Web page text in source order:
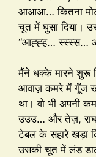
आआआ… कितना
चूत में घुसा दिया।
“आह्ह्ह… स्स्स्स…
मैंने धक्के मारने
आवाज़ कमरे में गूँज
था। वो भी अपनी
उउउ… और तेज़,
टेबल के सहारे खड़ा
उसकी चूत में लंड